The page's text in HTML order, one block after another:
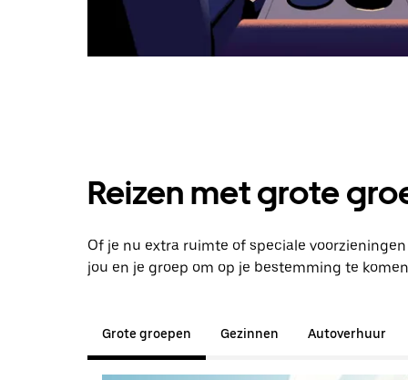
Reizen met grote
Of je nu extra ruimte of speciale
jou en je groep om op je bestemming te
Grote groepen Gezinnen Autoverhuur